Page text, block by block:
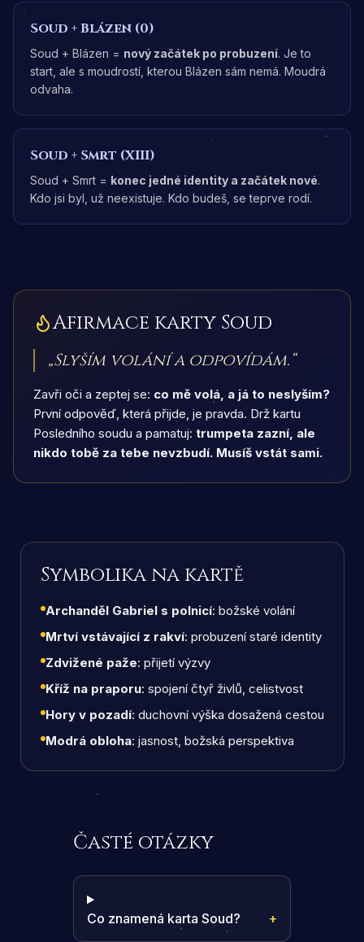
Soud +Blázen (0)
Soud + Blázen = nový začátek po probuzení. Je to
start, ale s moudrostí, kterou Blázen sám nemá. Moudrá
odvaha.
Soud + Smrt (XIII)
Soud + Smrt = konec jedné identity a začátek nové.
Kdo jsi byl, už neexistuje. Kdo budeš, se teprve rodí.
Afirmace karty Soud
„Slyším volání a odpovídám.“
Zavři oči a zeptej se: co mě volá, a já to neslyším?
První odpověď, která přijde, je pravda. Drž kartu
Posledního soudu a pamatuj: trumpeta zazní, ale
nikdo tobě za tebe nevzbudí. Musíš vstát sami.
Symbolika na kartě
Archanděl Gabriel s polnicí: božské volání
Mrtví vstávající z rakví: probuzení staré identity
Zdvižené paže: přijetí výzvy
Kříž na praporu: spojení čtyř živlů, celistvost
Hory v pozadí: duchovní výška dosažená cestou
Modrá obloha: jasnost, božská perspektiva
Časté otázky
Co znamená karta Soud? +